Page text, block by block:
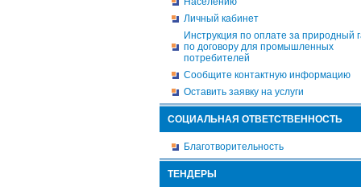
Личный кабинет
Инструкция по оплате за природный
по договору для промышленных
потребителей
Сообщите контактную информацию
Оставить заявку на услуги
СОЦИАЛЬНАЯ ОТВЕТСТВЕННОСТЬ
Благотворительность
ТЕНДЕРЫ